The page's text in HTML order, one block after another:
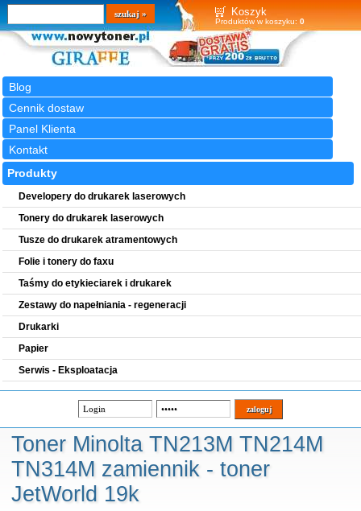
Koszyk
Produktów w koszyku: 0
Blog
Cennik dostaw
Panel Klienta
Kontakt
Wyszukiwarka
szukaj
Produkty
Developery do drukarek laserowych
Tonery do drukarek laserowych
Tusze do drukarek atramentowych
Folie i tonery do faxu
Taśmy do etykieciarek i drukarek
Zestawy do napełniania - regeneracji
Drukarki
Papier
Serwis - Eksploatacja
Toner Minolta TN213M TN214M
TN314M zamiennik - toner
JetWorld 19k